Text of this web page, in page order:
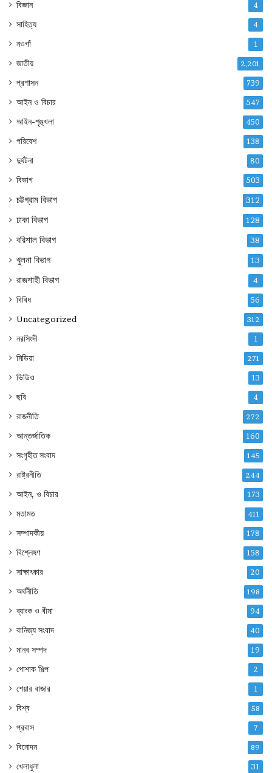
বিজ্ঞান 4
সাহিত্য 4
নওগাঁ 1
জাতীয় 2,201
প্রশাসন 739
আইন ও বিচার 547
আইন-শৃঙ্খলা 450
পরিবেশ 138
দুর্ঘটনা 80
বিভাগ 503
চট্টগ্রাম বিভাগ 312
ঢাকা বিভাগ 128
বরিশাল বিভাগ 38
খুলনা বিভাগ 13
রাজশাহী বিভাগ 4
বিবিধ 56
Uncategorized 312
নরসিংদী 1
মিডিয়া 271
ভিডিও 13
ছবি 4
রাজনীতি 272
আন্তর্জাতিক 160
সংগৃহীত সংবাদ 145
রাষ্ট্রনীতি 244
আইন, ও বিচার 173
মতামত 411
সম্পাদকীয় 178
বিশ্লেষণ 158
সাক্ষাৎকার 20
অর্থনীতি 198
ব্যাংক ও বীমা 94
বানিজ্য সংবাদ 40
মানব সম্পদ 19
পোশাক শিল্প 2
শেয়ার বাজার 1
বিশ্ব 58
প্রবাস 7
বিনোদন 89
খেলাধুলা 31